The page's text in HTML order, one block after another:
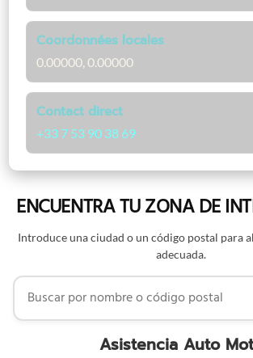
Coordonnées locales
0.00000, 0.00000
Contact direct
+33 7 53 90 38 69
ENCUENTRA TU ZONA DE
Introduce una ciudad o un código postal para
adecuada.
Buscar por nombre o código postal
Asistencia Auto